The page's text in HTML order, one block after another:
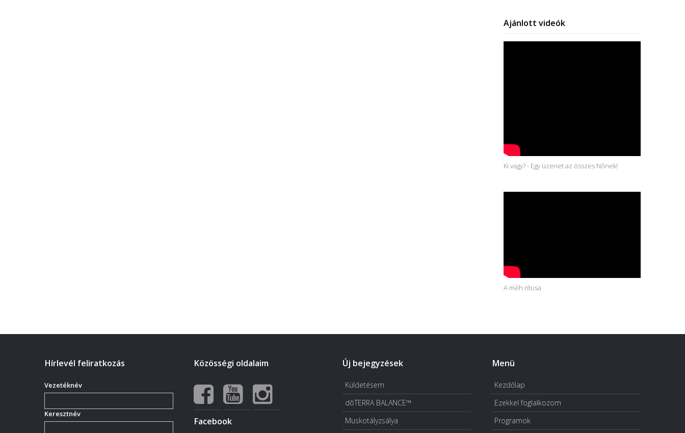
Ajánlott videók
Ki vagy? - Egy üzenet az összes Nőnek!
A méh rítusa
Hírlevél feliratkozás
Vezetéknév
Keresztnév
Közösségi oldalaim
Facebook
Új bejegyzések
Küldetésem
dōTERRA BALANCE™
Muskotályzsálya
Menü
Kezdőlap
Ezekkel foglalkozom
Programok